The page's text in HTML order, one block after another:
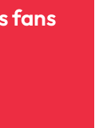
fans